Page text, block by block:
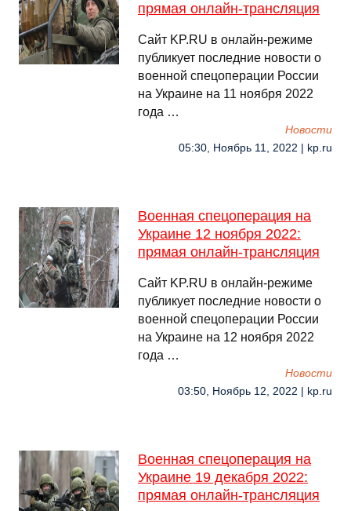
прямая онлайн-трансляция
Сайт KP.RU в онлайн-режиме
публикует последние новости о
военной спецоперации России
на Украине на 11 ноября 2022
года …
Новости
05:30, Ноябрь 11, 2022 | kp.ru
Военная спецоперация на
Украине 12 ноября 2022:
прямая онлайн-трансляция
Сайт KP.RU в онлайн-режиме
публикует последние новости о
военной спецоперации России
на Украине на 12 ноября 2022
года …
Новости
03:50, Ноябрь 12, 2022 | kp.ru
Военная спецоперация на
Украине 19 декабря 2022:
прямая онлайн-трансляция